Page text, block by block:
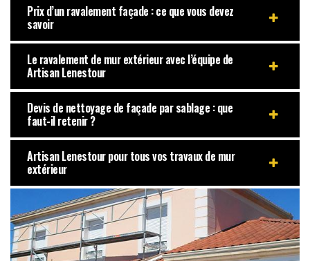
Prix d’un ravalement façade : ce que vous devez
savoir
Le ravalement de mur extérieur avec l’équipe de
Artisan Lenestour
Devis de nettoyage de façade par sablage : que
faut-il retenir ?
Artisan Lenestour pour tous vos travaux de mur
extérieur